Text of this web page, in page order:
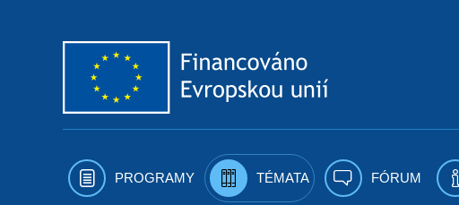
PROGRAMY TÉMATA FÓRUM